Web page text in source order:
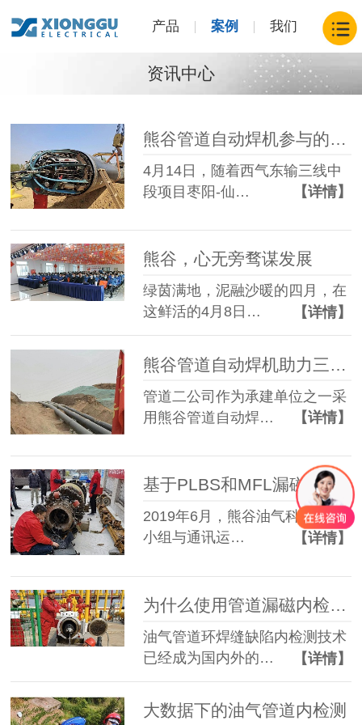
产品 案例 我们
资讯中心
熊谷管道自动焊机参与的西三线中段管线主体焊接完成啦！
4月14日，随着西气东输三线中
段项目枣阳-仙…
【详情】
熊谷，心无旁骛谋发展
绿茵满地，泥融沙暖的四月，在
这鲜活的4月8日…
【详情】
熊谷管道自动焊机助力三条超大口径天然气管道实现最小间距并行建设
管道二公司作为承建单位之一采
用熊谷管道自动焊…
【详情】
基于PLBS和MFL漏磁内检测的管道周边风险评价方法
2019年6月，熊谷油气科技项目
小组与通讯运…
【详情】
为什么使用管道漏磁内检测器是管道安全运行的重要手段？
油气管道环焊缝缺陷内检测技术
已经成为国内外的…
【详情】
大数据下的油气管道内检测